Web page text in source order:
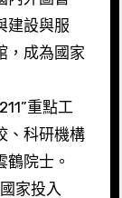
建設與服
，成為國家
重點工
、科研機構
院士。
家投入